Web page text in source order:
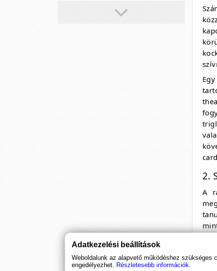
2.
A
Adatkezelési beállítások
Weboldalunk az alapvető működéshez
engedélyezhet. Részletesebb információk.